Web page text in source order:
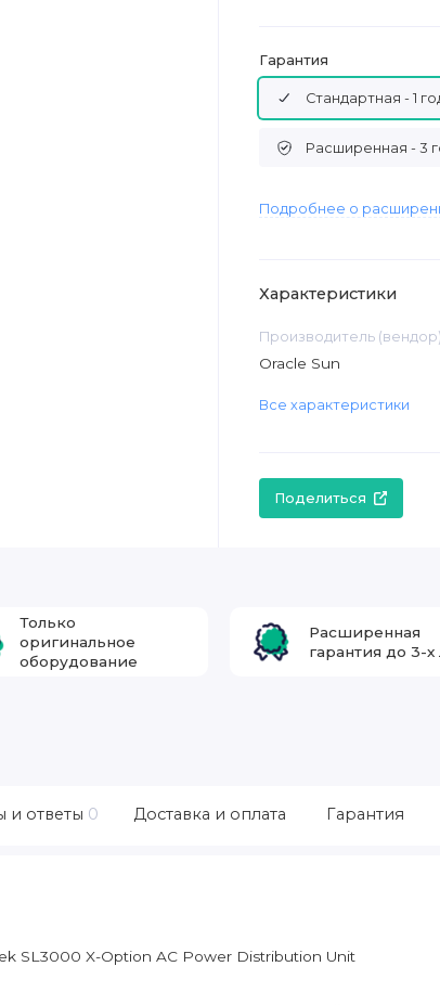
Гарантия
Стандартная - 1
Расширенная - 3
Подробнее о
Характеристики
Производитель (вендор)
Oracle Sun
Все характеристики
Поделиться
Только
оригинальное
оборудование
Расширенная
гарантия до 3-х
и ответы 0 Доставка и оплата Гарантия
SL3000 X-Option AC Power Distribution Unit